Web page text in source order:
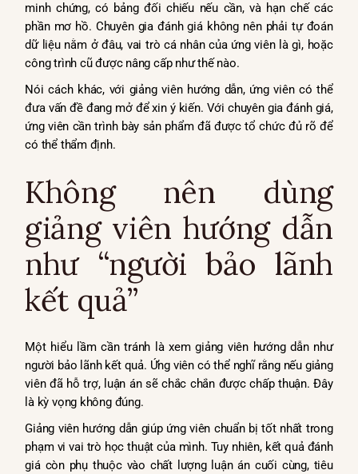
minh chứng, có bảng đối chiếu nếu cần, và hạn chế các
phần mơ hồ. Chuyên gia đánh giá không nên phải tự đoán
dữ liệu nằm ở đâu, vai trò cá nhân của ứng viên là gì, hoặc
công trình cũ được nâng cấp như thế nào.
Nói cách khác, với giảng viên hướng dẫn, ứng viên có thể
đưa vấn đề đang mở để xin ý kiến. Với chuyên gia đánh giá,
ứng viên cần trình bày sản phẩm đã được tổ chức đủ rõ để
có thể thẩm định.
Không nên dùng
giảng viên hướng dẫn
như “người bảo lãnh
kết quả”
Một hiểu lầm cần tránh là xem giảng viên hướng dẫn như
người bảo lãnh kết quả. Ứng viên có thể nghĩ rằng nếu giảng
viên đã hỗ trợ, luận án sẽ chắc chắn được chấp thuận. Đây
là kỳ vọng không đúng.
Giảng viên hướng dẫn giúp ứng viên chuẩn bị tốt nhất trong
phạm vi vai trò học thuật của mình. Tuy nhiên, kết quả đánh
giá còn phụ thuộc vào chất lượng luận án cuối cùng, tiêu